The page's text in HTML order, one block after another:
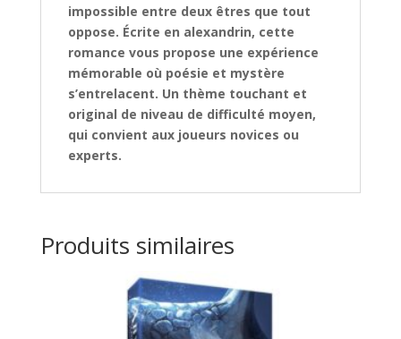
impossible entre deux êtres que tout
oppose. Écrite en alexandrin, cette
romance vous propose une expérience
mémorable où poésie et mystère
s’entrelacent. Un thème touchant et
original de niveau de difficulté moyen,
qui convient aux joueurs novices ou
experts.
Produits similaires